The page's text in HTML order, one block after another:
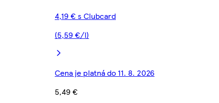
4,19 € s Clubcard
(5,59 €/l)
Cena je platná do 11. 8. 2026
5,49 €